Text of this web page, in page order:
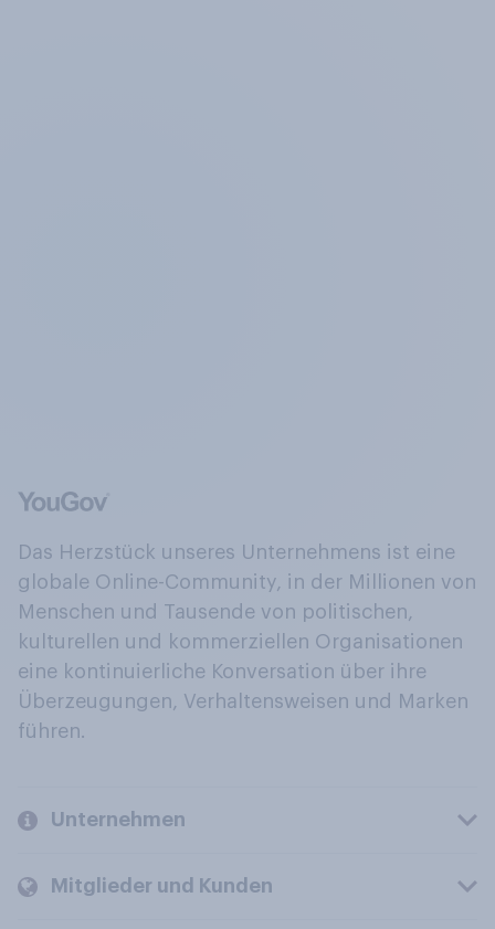
Das Herzstück unseres Unternehmens ist eine
globale Online-Community, in der Millionen von
Menschen und Tausende von politischen,
kulturellen und kommerziellen Organisationen
eine kontinuierliche Konversation über ihre
Überzeugungen, Verhaltensweisen und Marken
führen.
Unternehmen
Mitglieder und Kunden